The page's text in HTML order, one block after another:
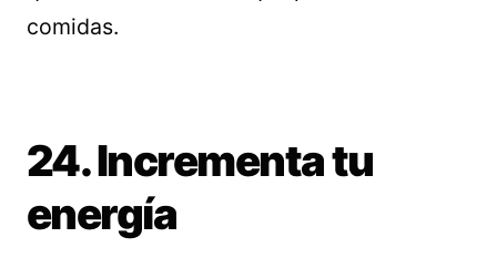
comidas.
24. Incrementa tu
energía